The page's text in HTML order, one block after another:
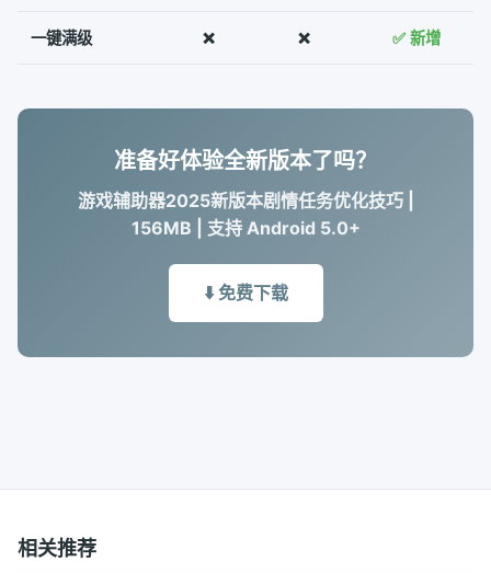
一键满级 ❌ ❌ ✅ 新增
准备好体验全新版本了吗？
游戏辅助器2025新版本剧情任务优化技巧 |
156MB | 支持 Android 5.0+
⬇️ 免费下载
相关推荐